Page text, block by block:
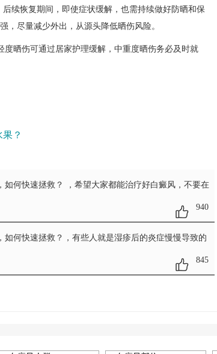
续恢复期间，即使症状缓解，也需持续做好防晒和保
，尽量减少外出，从源头降低晒伤风险。​
晒伤可通过居家护理缓解，中重度晒伤务必及时就
？
如何快速拯救？
，希望大家都能治疗好白癜风，不要在
940
如何快速拯救？ ，有些人就是湿疹后的炎症慢慢导致的
845